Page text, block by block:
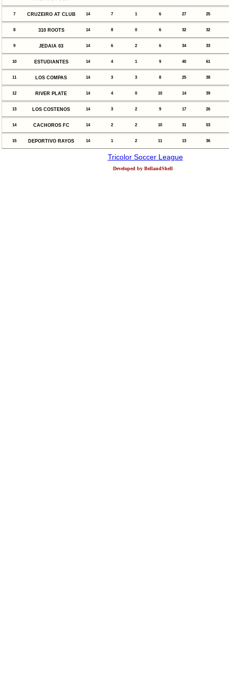
7 CRUZEIRO AT CLUB 14 7 1 6 27 25
8 310 ROOTS 14 8 0 6 32 32
9 JEDAIA 03 14 6 2 6 34 33
10 ESTUDIANTES 14 4 1 9 40 61
11 LOS COMPAS 14 3 3 8 25 38
12 RIVER PLATE 14 4 0 10 14 39
13 LOS COSTENOS 14 3 2 9 17 26
14 CACHOROS FC 14 2 2 10 31 53
15 DEPORTIVO RAYOS 14 1 2 11 13 36
Tricolor Soccer League
Developed by BellandShell